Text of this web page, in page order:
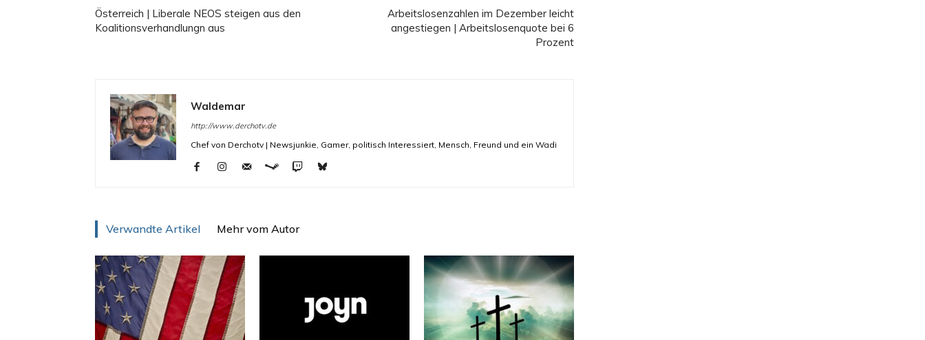
Österreich | Liberale NEOS steigen aus den
Koalitionsverhandlungn aus
Arbeitslosenzahlen im Dezember leicht
angestiegen | Arbeitslosenquote bei 6
Prozent
Waldemar
http://www.derchotv.de
Chef von Derchotv | Newsjunkie, Gamer, politisch Interessiert, Mensch, Freund und ein Wadi
Verwandte Artikel Mehr vom Autor